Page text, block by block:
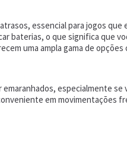
essencial para jogos
baterias, o que significa que
uma ampla gama de
especialmente
em movimentações